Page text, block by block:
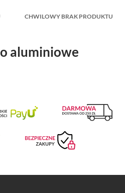
CHWILOWY BRAK PRODUKTU
aluminiowe